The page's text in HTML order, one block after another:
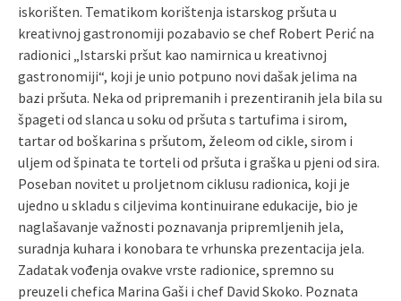
iskorišten. Tematikom korištenja istarskog pršuta u
kreativnoj gastronomiji pozabavio se chef Robert Perić na
radionici „Istarski pršut kao namirnica u kreativnoj
gastronomiji“, koji je unio potpuno novi dašak jelima na
bazi pršuta. Neka od pripremanih i prezentiranih jela bila su
špageti od slanca u soku od pršuta s tartufima i sirom,
tartar od boškarina s pršutom, želeom od cikle, sirom i
uljem od špinata te torteli od pršuta i graška u pjeni od sira.
Poseban novitet u proljetnom ciklusu radionica, koji je
ujedno u skladu s ciljevima kontinuirane edukacije, bio je
naglašavanje važnosti poznavanja pripremljenih jela,
suradnja kuhara i konobara te vrhunska prezentacija jela.
Zadatak vođenja ovakve vrste radionice, spremno su
preuzeli chefica Marina Gaši i chef David Skoko. Poznata